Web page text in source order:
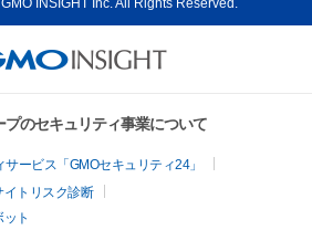
のセキュリティ事業について
ービス「GMOセキュリティ24」
イトリスク診断
ト